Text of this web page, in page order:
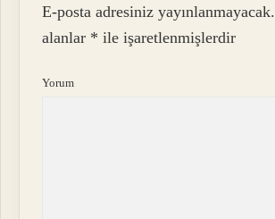
E-posta adresiniz yayınlanmayacak.
alanlar * ile işaretlenmişlerdir
Yorum